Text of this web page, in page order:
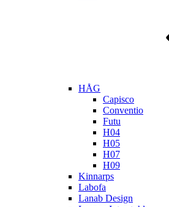
HÅG
Capisco
Conventio
Futu
H04
H05
H07
H09
Kinnarps
Labofa
Lanab Design